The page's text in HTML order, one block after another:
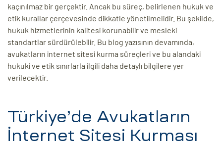
kaçınılmaz bir gerçektir. Ancak bu süreç, belirlenen hukuk ve
etik kurallar çerçevesinde dikkatle yönetilmelidir. Bu şekilde,
hukuk hizmetlerinin kalitesi korunabilir ve mesleki
standartlar sürdürülebilir. Bu blog yazısının devamında,
avukatların internet sitesi kurma süreçleri ve bu alandaki
hukuki ve etik sınırlarla ilgili daha detaylı bilgilere yer
verilecektir.
Türkiye’de Avukatların
İnternet Sitesi Kurması